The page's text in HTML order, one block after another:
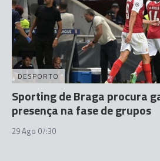
DESPORTO
Sporting de Braga procura
presença na fase de grupos
29 Ago 07:30